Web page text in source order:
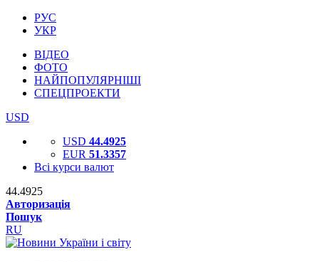
РУС
УКР
ВІДЕО
ФОТО
НАЙПОПУЛЯРНІШІ
СПЕЦПРОЕКТИ
USD
USD 44.4925
EUR 51.3357
Всі курси валют
44.4925
Авторизація
Пошук
RU